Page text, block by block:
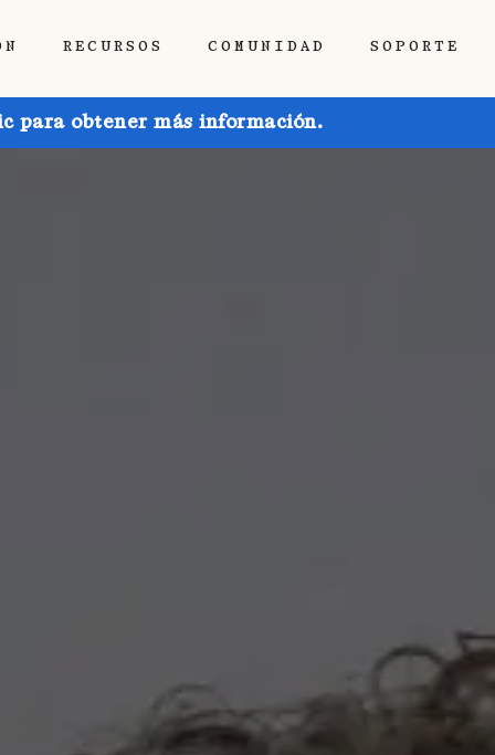
RECURSOS COMUNIDAD SOPORTE
para obtener más información.